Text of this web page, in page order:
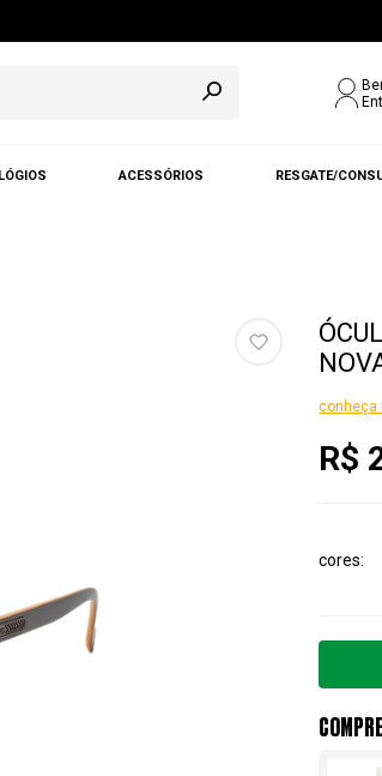
ACESSÓRIOS RESGATE/
conheça
R$
cores